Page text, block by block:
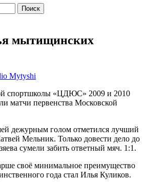
мытищинских
Mytyshi
спортшколы «ЦДЮС» 2009 и 2010
матчи первенства Московской
дежурным голом отметился лучший
Мельник. Только довести дело до
сумели забить ответный мяч. 1:1.
своё минимальное преимущество
года стал Илья Куликов.